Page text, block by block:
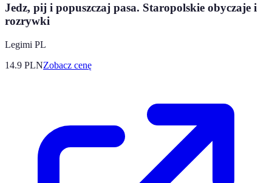
Jedz, pij i popuszczaj pasa. Staropolskie obyczaje i
rozrywki
Legimi PL
14.9 PLNZobacz cenę